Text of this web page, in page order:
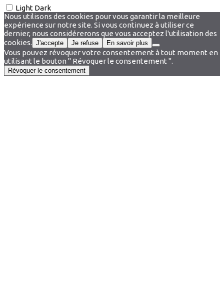
Light Dark
Nous utilisons des cookies pour vous garantir la meilleure
expérience sur notre site. Si vous continuez à utiliser ce
dernier, nous considérerons que vous acceptez l'utilisation des
cookies. J'accepte Je refuse En savoir plus
Vous pouvez révoquer votre consentement à tout moment en
utilisant le bouton " Révoquer le consentement ".
Révoquer le consentement